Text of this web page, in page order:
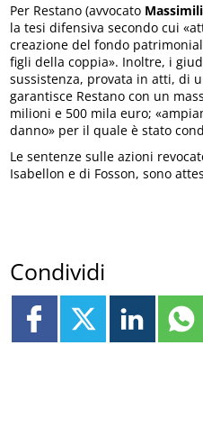
Per Restano (avvocato
la tesi difensiva secondo cui
creazione del fondo
figli della coppia». Inoltre, i
sussistenza, provata in atti, di
garantisce Restano con un
milioni e 500 mila euro;
danno» per il quale è stato
Le sentenze sulle azioni
Isabellon e di Fosson, sono
Condividi